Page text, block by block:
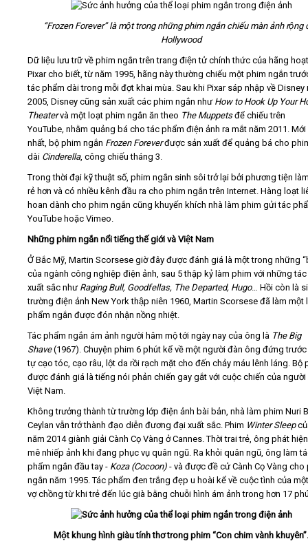
“Frozen Forever” là một trong những phim ngắn chiếu màn ảnh rộng
Hollywood
Dữ liệu lưu trữ về phim ngắn trên trang điện tử chính thức của hãng
Pixar cho biết, từ năm 1995, hãng này thường chiếu một phim ngắn
tác phẩm dài trong mỗi đợt khai mùa. Sau khi Pixar sáp nhập về Disney
2005, Disney cũng sản xuất các phim ngắn như How to Hook Up Your
Theatervà một loạt phim ngắn ăn theo The Muppetsđể chiếu trên
YouTube, nhằm quảng bá cho tác phẩm điện ảnh ra mắt năm 2011. Mới
nhất, bộ phim ngắn Frozen Foreverđược sản xuất để quảng bá cho
dài Cinderella, công chiếu tháng 3.
Trong thời đại kỹ thuật số, phim ngắn sinh sôi trở lại bởi phương tiện
rẻ hơn và có nhiều kênh đầu ra cho phim ngắn trên Internet. Hàng loạt
hoan dành cho phim ngắn cũng khuyến khích nhà làm phim gửi tác
YouTube hoặc Vimeo.
Những phim ngắn nổi tiếng thế giới và Việt Nam
Ở Bắc Mỹ, Martin Scorsese giờ đây được đánh giá là một trong những
của ngành công nghiệp điện ảnh, sau 5 thập kỷ làm phim với những
xuất sắc như Raging Bull, Goodfellas, The Departed, Hugo… Hồi còn là
trường điện ảnh New York thập niên 1960, Martin Scorsese đã làm một
phẩm ngắn được đón nhận nồng nhiệt.
Tác phẩm ngắn ám ảnh người hâm mộ tới ngày nay của ông là The Big
Shave(1967). Chuyện phim 6 phút kể về một người đàn ông đứng
tự cạo tóc, cạo râu, lột da rồi rạch mặt cho đến chảy máu lênh láng. Bộ
được đánh giá là tiếng nói phản chiến gay gắt với cuộc chiến của người
Việt Nam.
Không trưởng thành từ trường lớp điện ảnh bài bản, nhà làm phim Nuri
Ceylan vẫn trở thành đạo diễn đương đại xuất sắc. Phim Winter Sleep
năm 2014 giành giải Cành Cọ Vàng ở Cannes. Thời trai trẻ, ông phát
mê nhiếp ảnh khi đang phục vụ quân ngũ. Ra khỏi quân ngũ, ông làm
phẩm ngắn đầu tay - Koza (Cocoon) - và được đề cử Cành Cọ Vàng cho
ngắn năm 1995. Tác phẩm đen trắng đẹp u hoài kể về cuộc tình của
vợ chồng từ khi trẻ đến lúc già bằng chuỗi hình ám ảnh trong hơn 17
Một khung hình giàu tính thơ trong phim “Con chim vành